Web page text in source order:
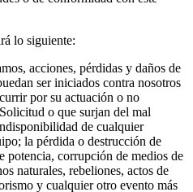
lo siguiente:
acciones, pérdidas y daños de
ser iniciados contra nosotros
por su actuación o no
o que surjan del mal
de cualquier
la pérdida o destrucción de
potencia, corrupción de medios de
naturales, rebeliones, actos de
y cualquier otro evento más